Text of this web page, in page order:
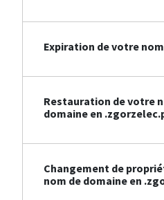
Expiration de votre
Restauration de votre
domaine en
Changement de
nom de domaine en